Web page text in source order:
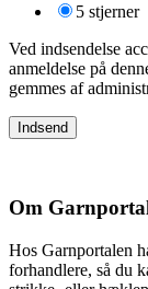
5 stjerner
Ved indsendelse
anmeldelse på
gemmes af
Om
Hos Garnportalen
forhandlere, så du